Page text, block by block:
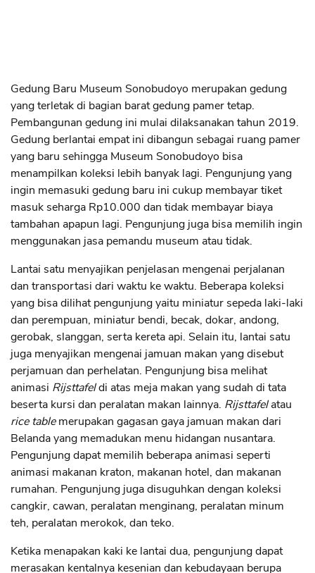
Gedung Baru Museum Sonobudoyo merupakan gedung
yang terletak di bagian barat gedung pamer tetap.
Pembangunan gedung ini mulai dilaksanakan tahun 2019.
Gedung berlantai empat ini dibangun sebagai ruang pamer
yang baru sehingga Museum Sonobudoyo bisa
menampilkan koleksi lebih banyak lagi. Pengunjung yang
ingin memasuki gedung baru ini cukup membayar tiket
masuk seharga Rp10.000 dan tidak membayar biaya
tambahan apapun lagi. Pengunjung juga bisa memilih ingin
menggunakan jasa pemandu museum atau tidak.
Lantai satu menyajikan penjelasan mengenai perjalanan
dan transportasi dari waktu ke waktu. Beberapa koleksi
yang bisa dilihat pengunjung yaitu miniatur sepeda laki-laki
dan perempuan, miniatur bendi, becak, dokar, andong,
gerobak, slanggan, serta kereta api. Selain itu, lantai satu
juga menyajikan mengenai jamuan makan yang disebut
perjamuan dan perhelatan. Pengunjung bisa melihat
animasi Rijsttafeldi atas meja makan yang sudah di tata
beserta kursi dan peralatan makan lainnya. Rijsttafelatau
rice tablemerupakan gagasan gaya jamuan makan dari
Belanda yang memadukan menu hidangan nusantara.
Pengunjung dapat memilih beberapa animasi seperti
animasi makanan kraton, makanan hotel, dan makanan
rumahan. Pengunjung juga disuguhkan dengan koleksi
cangkir, cawan, peralatan menginang, peralatan minum
teh, peralatan merokok, dan teko.
Ketika menapakan kaki ke lantai dua, pengunjung dapat
merasakan kentalnya kesenian dan kebudayaan berupa